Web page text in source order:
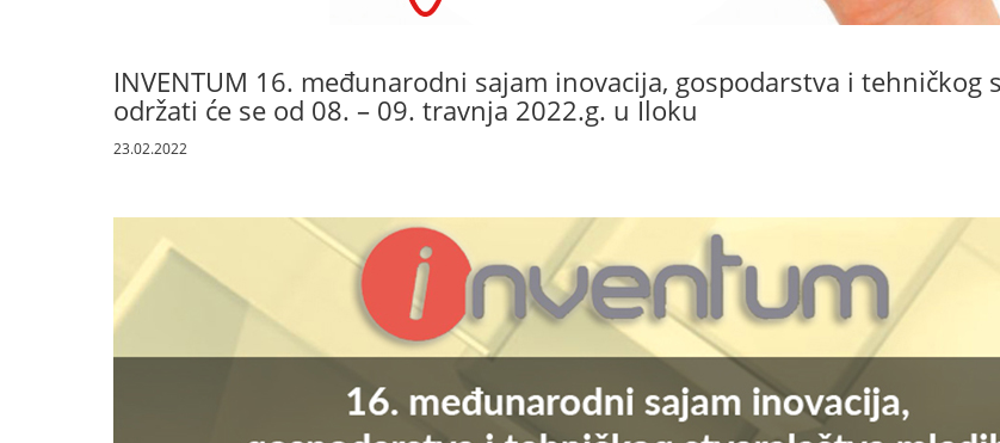
INVENTUM 16. međunarodni sajam inovacija, gospodarstva i tehničkog
održati će se od 08. – 09. travnja 2022.g. u Iloku
23.02.2022